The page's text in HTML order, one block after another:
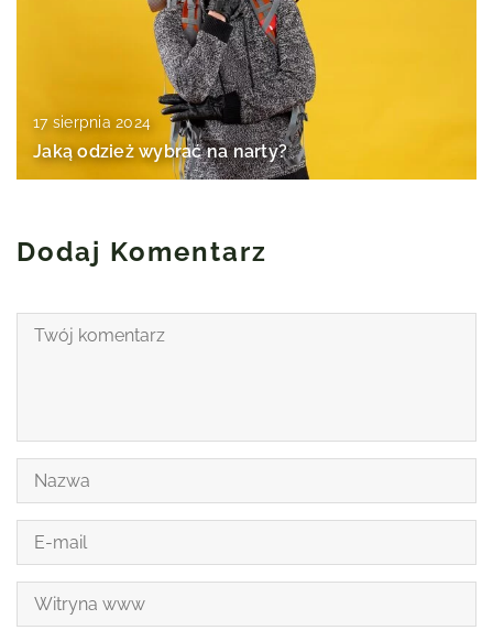
17 sierpnia 2024
Jaką odzież wybrać na narty?
Dodaj Komentarz